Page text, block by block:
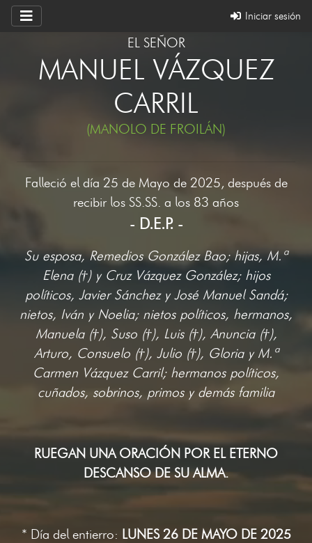
Iniciar sesión
EL SEÑOR
MANUEL VÁZQUEZ
CARRIL
(MANOLO DE FROILÁN)
Falleció el día 25 de Mayo de 2025, después de
recibir los SS.SS. a los 83 años
- D.E.P. -
Su esposa, Remedios González Bao; hijas, M.ª
Elena (†) y Cruz Vázquez González; hijos
políticos, Javier Sánchez y José Manuel Sandá;
nietos, Iván y Noelia; nietos políticos, hermanos,
Manuela (†), Suso (†), Luis (†), Anuncia (†),
Arturo, Consuelo (†), Julio (†), Gloria y M.ª
Carmen Vázquez Carril; hermanos políticos,
cuñados, sobrinos, primos y demás familia
RUEGAN UNA ORACIÓN POR EL ETERNO
DESCANSO DE SU ALMA.
* Día del entierro: LUNES 26 DE MAYO DE 2025